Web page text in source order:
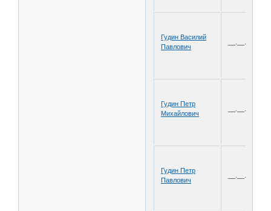
Гудин Василий
Павлович
Гудин Петр
Михайлович
Гудин Петр
Павлович